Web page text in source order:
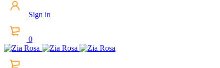
Sign in
0